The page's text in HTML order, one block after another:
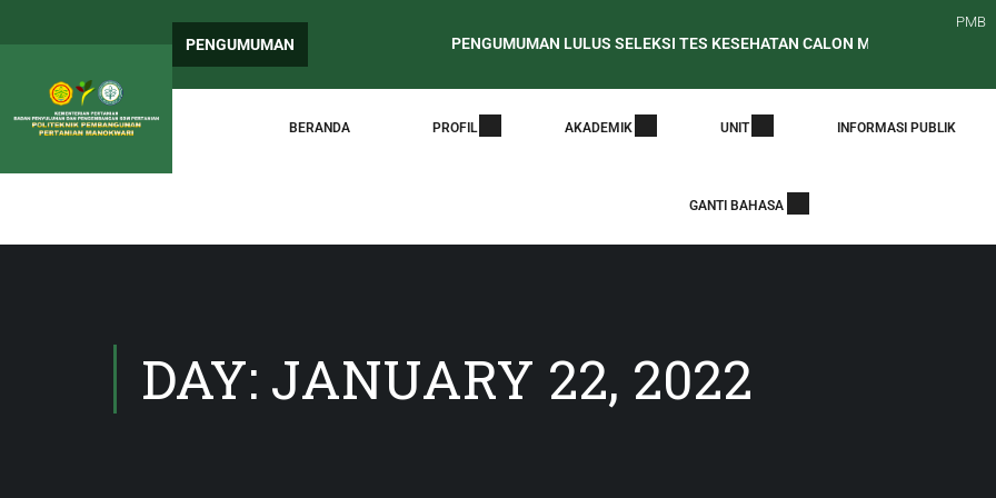
PENGUMUMAN PENGUMUMAN LULUS SELEKSI TES KESEHATAN CALON MAHASISWA BARU
Surat Edaran Periode Awal Pelaporan PDDikti PENELUSURAN ALUMNI
PMB
BERANDA PROFIL AKADEMIK UNIT INFORMASI PUBLIK
GANTI BAHASA
DAY: JANUARY 22, 2022